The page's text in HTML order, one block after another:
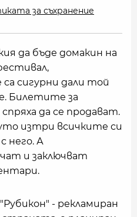
за съхранение
да бъде домакин на
сигурни дали той
Билетите за
да се продават.
изтри всичките си
него. А
и заключват
- рекламиран